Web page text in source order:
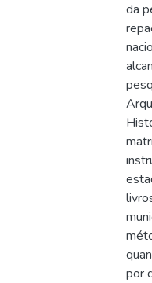
da
por